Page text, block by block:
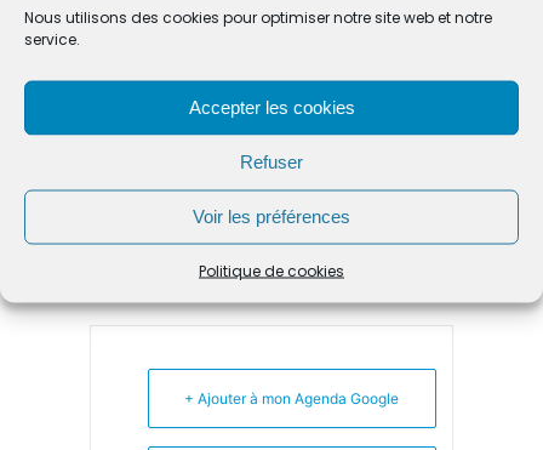
Nous utilisons des cookies pour optimiser notre site web et notre
service.
Accepter les cookies
Refuser
Voir les préférences
Politique de cookies
Cour de la Ferme
CATÉGORIE
+ Ajouter à mon Agenda Google